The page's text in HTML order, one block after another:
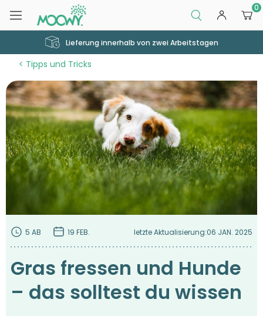
0
Lieferung innerhalb von zwei Arbeitstagen
Tipps und Tricks
5 AB 19 FEB. letzte Aktualisierung:06 JAN. 2025
Gras fressen und Hunde
– das solltest du wissen